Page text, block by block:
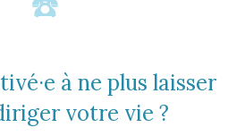
Contact
à ne plus laisser
votre vie ?